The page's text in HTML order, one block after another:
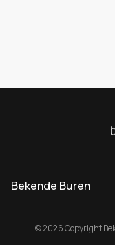
Bekende Buren
© 2026 Copyright